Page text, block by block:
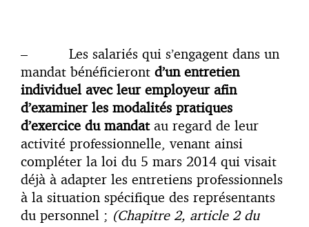
– Les salariés qui s’engagent dans un
mandat bénéficieront d’un entretien
individuel avec leur employeur afin
d’examiner les modalités pratiques
d’exercice du mandatau regard de leur
activité professionnelle, venant ainsi
compléter la loi du 5 mars 2014 qui visait
déjà à adapter les entretiens professionnels
à la situation spécifique des représentants
du personnel ; (Chapitre 2, article 2 du